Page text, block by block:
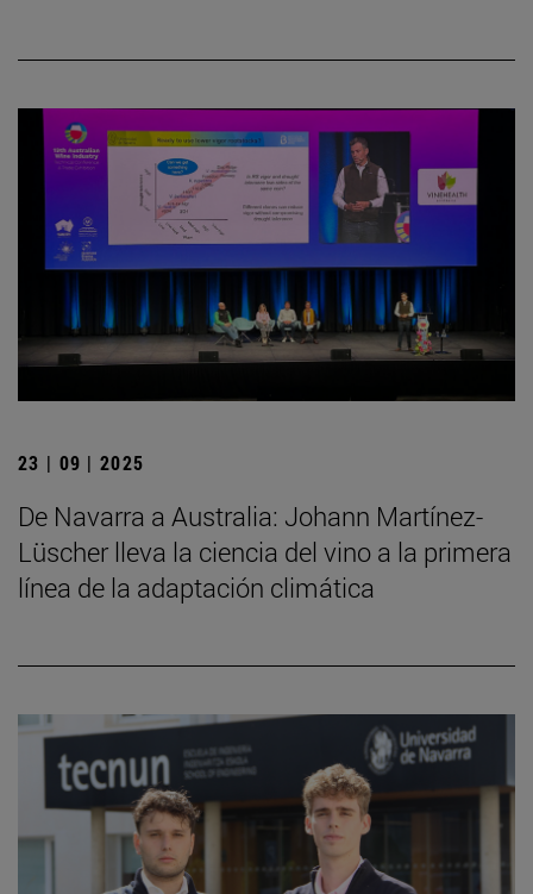
23 | 09 | 2025
De Navarra a Australia: Johann Martínez-
Lüscher lleva la ciencia del vino a la primera
línea de la adaptación climática